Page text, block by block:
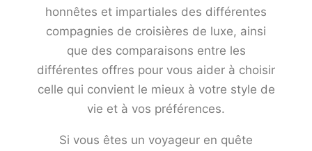
honnêtes et impartiales des différentes
compagnies de croisières de luxe, ainsi
que des comparaisons entre les
différentes offres pour vous aider à choisir
celle qui convient le mieux à votre style de
vie et à vos préférences.
Si vous êtes un voyageur en quête